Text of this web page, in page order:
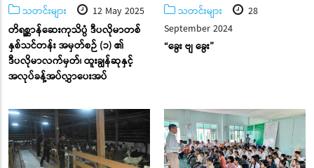
သတင်းများ
12 May 2025
တိရစ္ဆာန်ဆေးကုသိပ္ပံ ဒီပလိုမာတစ်
နှစ်သင်တန်း အမှတ်စဉ် (၁) ၏
ဒီပလိုမာလက်မှတ်၊ ထူးချွန်ဆုနှင့်
အလုပ်ခန့်အပ်လွှာပေးအပ်
သတင်းများ
28
September 2024
“ခွေး ဗျ ခွေး”